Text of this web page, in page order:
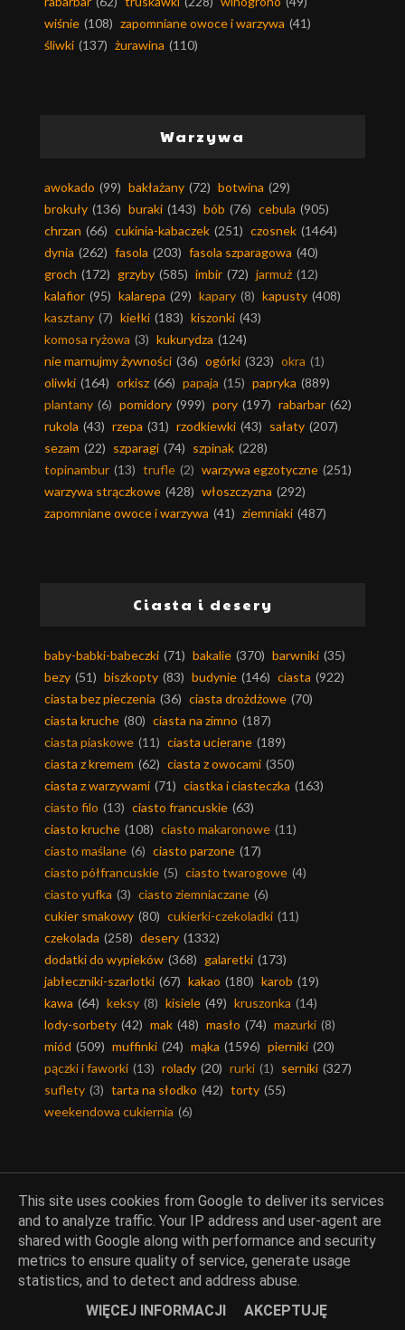
wiśnie (108) zapomniane owoce i warzywa (41)
śliwki (137) żurawina (110)
Warzywa
awokado (99) bakłażany (72) botwina (29)
brokuły (136) buraki (143) bób (76) cebula (905)
chrzan (66) cukinia-kabaczek (251) czosnek (1464)
dynia (262) fasola (203) fasola szparagowa (40)
groch (172) grzyby (585) imbir (72) jarmuż (12)
kalafior (95) kalarepa (29) kapary (8) kapusty (408)
kasztany (7) kiełki (183) kiszonki (43)
komosa ryżowa (3) kukurydza (124)
nie marnujmy żywności (36) ogórki (323) okra (1)
oliwki (164) orkisz (66) papaja (15) papryka (889)
plantany (6) pomidory (999) pory (197) rabarbar (62)
rukola (43) rzepa (31) rzodkiewki (43) sałaty (207)
sezam (22) szparagi (74) szpinak (228)
topinambur (13) trufle (2) warzywa egzotyczne (251)
warzywa strączkowe (428) włoszczyzna (292)
zapomniane owoce i warzywa (41) ziemniaki (487)
Ciasta i desery
baby-babki-babeczki (71) bakalie (370) barwniki (35)
bezy (51) biszkopty (83) budynie (146) ciasta (922)
ciasta bez pieczenia (36) ciasta drożdżowe (70)
ciasta kruche (80) ciasta na zimno (187)
ciasta piaskowe (11) ciasta ucierane (189)
ciasta z kremem (62) ciasta z owocami (350)
ciasta z warzywami (71) ciastka i ciasteczka (163)
ciasto filo (13) ciasto francuskie (63)
ciasto kruche (108) ciasto makaronowe (11)
ciasto maślane (6) ciasto parzone (17)
ciasto półfrancuskie (5) ciasto twarogowe (4)
ciasto yufka (3) ciasto ziemniaczane (6)
cukier smakowy (80) cukierki-czekoladki (11)
czekolada (258) desery (1332)
dodatki do wypieków (368) galaretki (173)
jabłeczniki-szarlotki (67) kakao (180) karob (19)
kawa (64) keksy (8) kisiele (49) kruszonka (14)
lody-sorbety (42) mak (48) masło (74) mazurki (8)
miód (509) muffinki (24) mąka (1596) pierniki (20)
pączki i faworki (13) rolady (20) rurki (1) serniki (327)
suflety (3) tarta na słodko (42) torty (55)
weekendowa cukiernia (6)
Mięsa
dania mięsne (631) dania z ryb (289)
(389)
dziczyzna (14) inne mięsa (60) kotlety (110)
mięso wołowe (131) podroby (28) smalec (41)
This site uses cookies from Google to deliver its services
and to analyze traffic. Your IP address and user-agent are
shared with Google along with performance and security
metrics to ensure quality of service, generate usage
statistics, and to detect and address abuse.
WIĘCEJ INFORMACJI
AKCEPTUJĘ